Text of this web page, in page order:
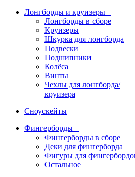
Лонгборды и круизеры
Лонгборды в сборе
Круизеры
Шкурка для лонгборда
Подвески
Подшипники
Колёса
Винты
Чехлы для лонгборда/
круизера
Сноускейты
Фингерборды
Фингерборды в сборе
Деки для фингерборда
Фигуры для
Остальное